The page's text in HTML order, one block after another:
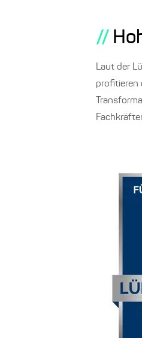
Laut der
profitieren